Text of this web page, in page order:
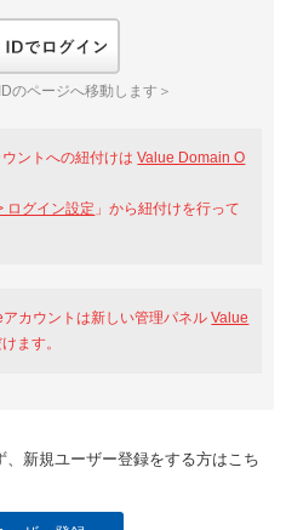
Domain Oneのログイン画面へ遷移します
Yahoo!
のページへ移動します＞
ントへの紐付けはValue Domain O
ログイン設定 」から紐付けを行って
カウントは新しい管理パネルValue
ます。
新規ユーザー登録をする方はこち